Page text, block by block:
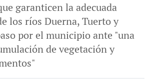
garanticen la adecuada
los ríos Duerna, Tuerto y
por el municipio ante "una
de vegetación y